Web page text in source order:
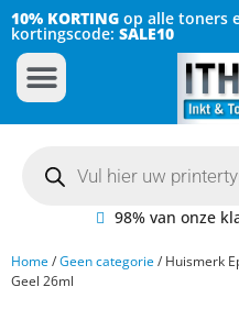
10% KORTING op alle toners
kortingscode: SALE10
98% van onze
Home/Geen categorie/ Huismerk
Geel 26ml